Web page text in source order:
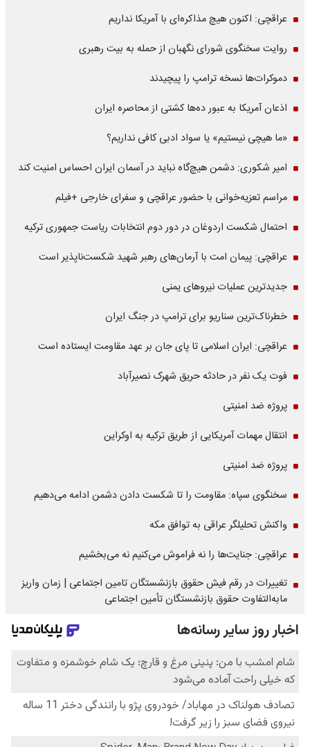
عراقچی: اکنون هیچ مذاکره‌ای با آمریکا نداریم
روایت سخنگوی شورای نگهبان از حمله به بیت رهبری
دموکرات‌ها نسخه ترامپ را پیچیدند
اذعان آمریکا به عبور ده‌ها کشتی از محاصره ایران
«ما هیچی نیستیم» یا سواد ادبی کافی نداریم؟
امیر شکوری: دشمن هیچ‌گاه نباید در آسمان ایران احساس امنیت کند
مراسم تعزیه‌خوانی با حضور عراقچی و سفرای خارجی +فیلم
احتمال شکست اردوغان در دور دوم انتخابات ریاست جمهوری ترکیه
عراقچی: پیمان امت با آرمان‌های رهبر شهید شکست‌ناپذیر است
جدیدترین عملیات نیروهای یمنی
خطرناک‌ترین سناریو برای ترامپ در جنگ ایران
عراقچی: ایران اسلامی تا پای جان بر عهد مقاومت ایستاده است
فوت یک نفر در حادثه حریق شهرک نصیرآباد
پروژه ضد امنیتی
انتقال مهمات آمریکایی از طریق ترکیه به اوکراین
پروژه ضد امنیتی
سخنگوی سپاه: مقاومت را تا شکست دادن دشمن ادامه می‌دهیم
واکنش تحلیلگر عراقی به توافق مکه
عراقچی: جنایت‌ها را نه فراموش می‌کنیم نه می‌بخشیم
تغییرات در رقم فیش حقوق بازنشستگان تامین اجتماعی | زمان واریز
مابه‌التفاوت حقوق بازنشستگان تأمین اجتماعی